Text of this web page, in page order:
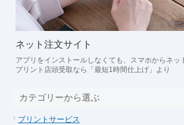
ネット注文サイト
アプリをインストールしなくても、スマホからネッ
プリント店頭受取なら「最短1時間仕上げ」より
カテゴリーから選ぶ
プリントサービス